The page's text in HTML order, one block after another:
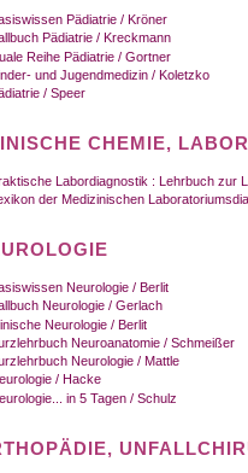
Pädiatrie / Kröner
Pädiatrie / Kreckmann
Reihe Pädiatrie / Gortner
und Jugendmedizin / Koletzko
/ Speer
CHEMIE,
Labordiagnostik : Lehrbuch zur
der Medizinischen
Neurologie / Berlit
Neurologie / Gerlach
Neurologie / Berlit
Neuroanatomie / Schmeißer
Neurologie / Mattle
/ Hacke
in 5 Tagen / Schulz